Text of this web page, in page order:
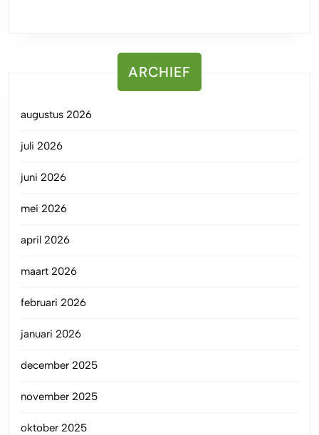
ARCHIEF
augustus 2026
juli 2026
juni 2026
mei 2026
april 2026
maart 2026
februari 2026
januari 2026
december 2025
november 2025
oktober 2025